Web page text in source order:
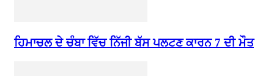
ਹਿਮਾਚਲ ਦੇ ਚੰਬਾ ਵਿੱਚ ਨਿੱਜੀ ਬੱਸ ਪਲਟਣ ਕਾਰਨ 7 ਦੀ ਮੌਤ